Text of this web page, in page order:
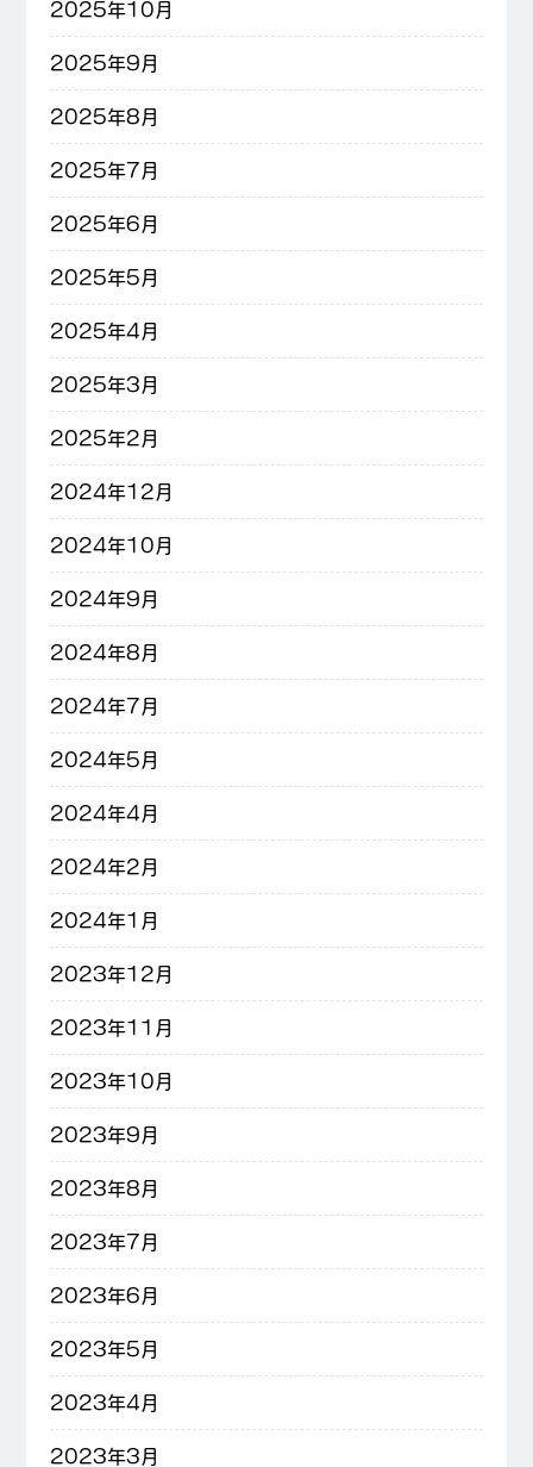
2025年10月
2025年9月
2025年8月
2025年7月
2025年6月
2025年5月
2025年4月
2025年3月
2025年2月
2024年12月
2024年10月
2024年9月
2024年8月
2024年7月
2024年5月
2024年4月
2024年2月
2024年1月
2023年12月
2023年11月
2023年10月
2023年9月
2023年8月
2023年7月
2023年6月
2023年5月
2023年4月
2023年3月